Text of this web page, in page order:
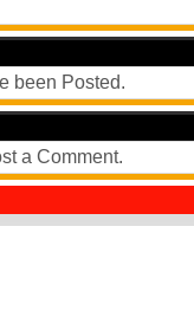
been Posted.
a Comment.